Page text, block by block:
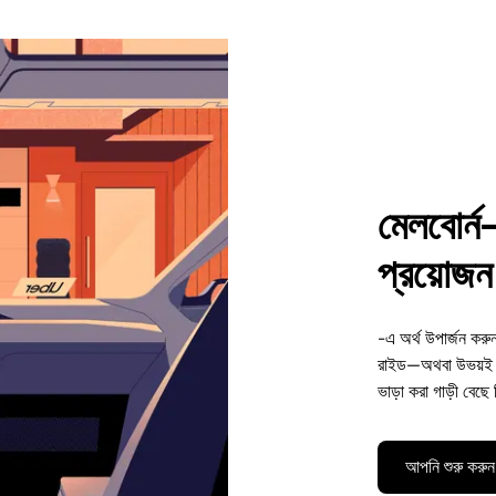
প্রয়োজন
-এ অর্থ উপার্জন
রাইড—অথবা
ভাড়া করা গাড়ী
আপনি শুরু করুন